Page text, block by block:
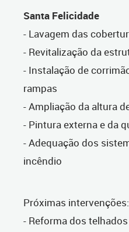
Santa Felicidade
- Lavagem das
- Revitalização da
- Instalação de
rampas
- Ampliação da altura
- Pintura externa e da
- Adequação dos
incêndio
Próximas intervenções:
- Reforma dos